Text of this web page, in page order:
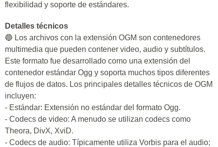
flexibilidad y soporte de estándares.
Detalles técnicos
🔵 Los archivos con la extensión OGM son contenedores
multimedia que pueden contener video, audio y subtítulos.
Este formato fue desarrollado como una extensión del
contenedor estándar Ogg y soporta muchos tipos diferentes
de flujos de datos. Los principales detalles técnicos de OGM
incluyen:
- Estándar: Extensión no estándar del formato Ogg.
- Codecs de video: A menudo se utilizan codecs como
Theora, DivX, XviD.
- Codecs de audio: Típicamente utiliza Vorbis para el audio;